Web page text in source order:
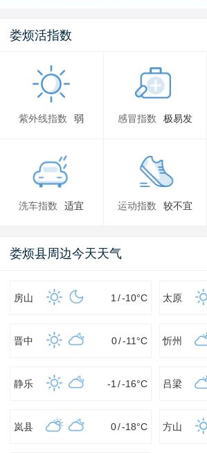
娄烦活指数
紫外线指数 弱 感冒指数 极易发
洗车指数 适宜 运动指数 较不宜
娄烦县周边今天天气
房山 1 /-10°C 太原
晋中 0/-11 °C 忻州
静乐 -1 /-16°C 吕梁
岚县 0/-18°C 方山